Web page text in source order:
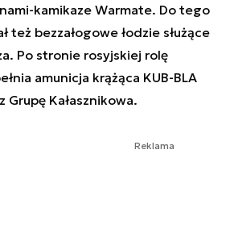
kamikaze Warmate. Do tego
też bezzałogowe łodzie służące
Po stronie rosyjskiej rolę
amunicja krążąca KUB-BLA
Kałasznikowa.
Reklama